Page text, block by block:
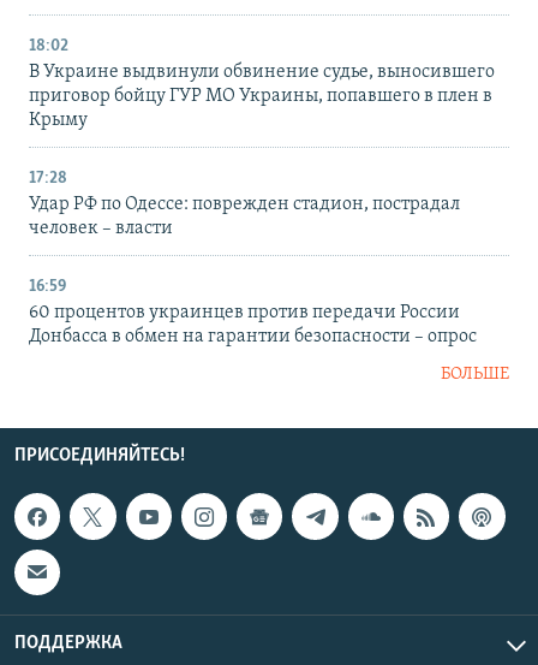
18:02
В Украине выдвинули обвинение судье, выносившего
приговор бойцу ГУР МО Украины, попавшего в плен в
Крыму
17:28
Удар РФ по Одессе: поврежден стадион, пострадал
человек – власти
16:59
60 процентов украинцев против передачи России
Донбасса в обмен на гарантии безопасности – опрос
БОЛЬШЕ
ПРИСОЕДИНЯЙТЕСЬ!
ПОДДЕРЖКА